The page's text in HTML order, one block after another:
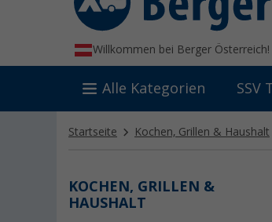
Willkommen bei Berger Österreich!
Alle Kategorien SSV
Startseite Kochen, Grillen & Haushalt
KOCHEN, GRILLEN &
HAUSHALT